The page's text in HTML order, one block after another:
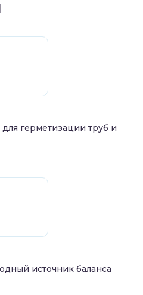
герметизации труб и
источник баланса